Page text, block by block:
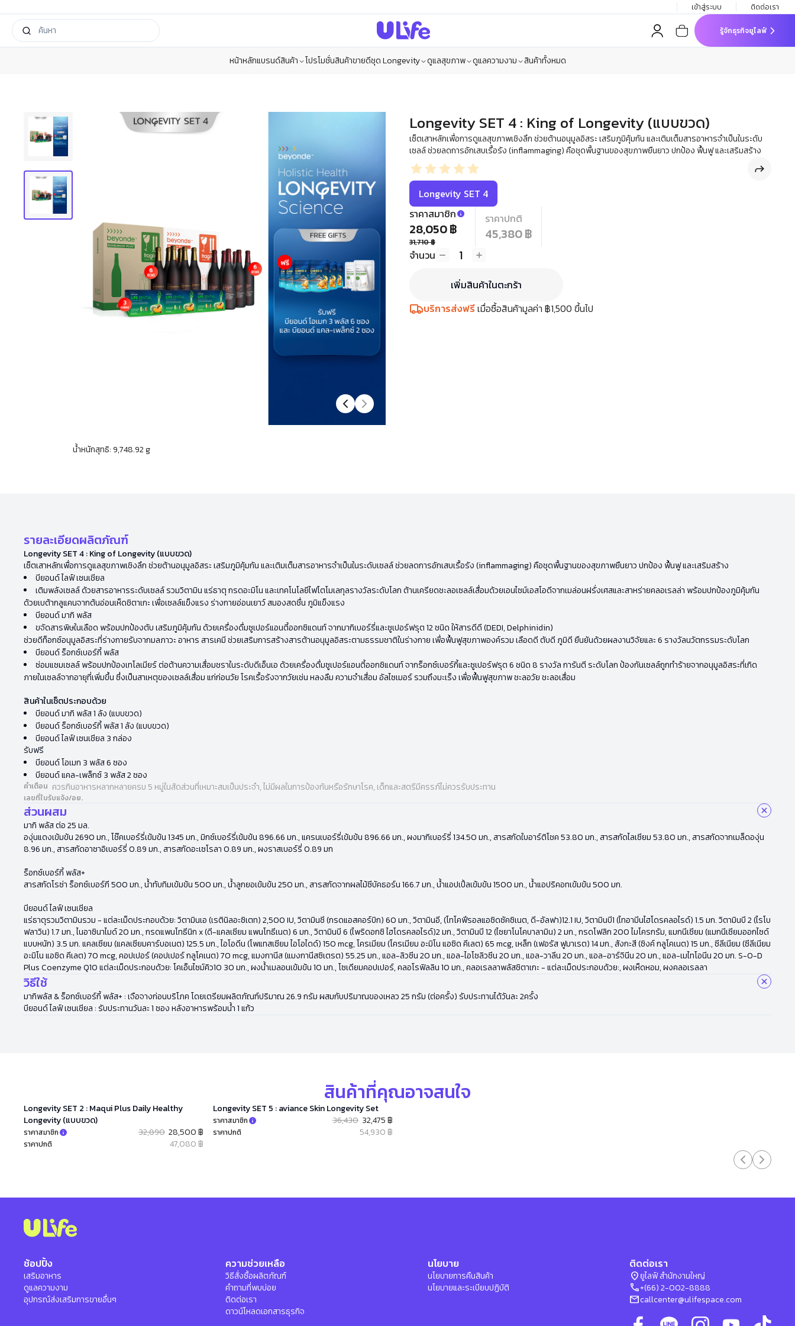
เข้าสู่ระบบ ติดต่อเรา
รู้จักธุรกิจยูไลฟ์
หน้าหลักแบรนด์สินค้า โปรโมชั่นสินค้าขายดีชุด Longevity ดูแลสุขภาพ ดูแลความงาม สินค้าทั้งหมด
น้ำหนักสุทธิ: 9,748.92 g
Longevity SET 4 : King of Longevity (แบบขวด)
เซ็ตเสาหลักเพื่อการดูแลสุขภาพเชิงลึก ช่วยต้านอนุมูลอิสระ เสริมภูมิคุ้มกัน และเติมเต็มสารอาหารจำเป็นในระดับ
เซลล์ ช่วยลดการอักเสบเรื้อรัง (inflammaging) คือชุดพื้นฐานของสุขภาพยืนยาว ปกป้อง ฟื้นฟู และเสริมสร้าง
Longevity SET 4
ราคาสมาชิก
28,050 ฿
31,710 ฿
ราคาปกติ
45,380 ฿
จำนวน 1
เพิ่มสินค้าในตะกร้า
บริการส่งฟรีเมื่อซื้อสินค้ามูลค่า ฿1,500 ขึ้นไป
รายละเอียดผลิตภัณฑ์
Longevity SET 4 : King of Longevity (แบบขวด)
เซ็ตเสาหลักเพื่อการดูแลสุขภาพเชิงลึก ช่วยต้านอนุมูลอิสระ เสริมภูมิคุ้มกัน และเติมเต็มสารอาหารจำเป็นในระดับเซลล์ ช่วยลดการอักเสบเรื้อรัง (inflammaging) คือชุดพื้นฐานของสุขภาพยืนยาว ปกป้อง ฟื้นฟู และเสริมสร้าง
บียอนด์ ไลฟ์ เซนเชียล
เติมพลังเซลล์ ด้วยสารอาหารระดับเซลล์ รวมวิตามิน แร่ธาตุ กรดอะมิโน และเทคโนโลยีไฟโตโมเลกุลรางวัลระดับโลก ต้านเครียดชะลอเซลล์เสื่อมด้วยเอนไซม์เอสโอดีจากเมล่อนฝรั่งเศสและสาหร่ายคลอเรลล่า พร้อมปกป้องภูมิคุ้มกัน
ด้วยเบต้ากลูแคนจากต้นอ่อนเห็ดชิตาเกะ เพื่อเซลล์แข็งแรง ร่างกายอ่อนเยาว์ สมองสดชื่น ภูมิแข็งแรง
บียอนด์ มากิ พลัส
ขจัดสารพิษในเลือด พร้อมปกป้องตับ เสริมภูมิคุ้มกัน ด้วยเครื่องดื่มซูเปอร์แอนตี้ออกซิแดนท์ จากมากิเบอร์รี่และซูเปอร์ฟรุต 12 ชนิด ให้สารดีดี (DEDI, Delphinidin)
ช่วยดีท็อกซ์อนุมูลอิสระที่ร่างกายรับจากมลภาวะ อาหาร สารเคมี ช่วยเสริมการสร้างสารต้านอนุมูลอิสระตามธรรมชาติในร่างกาย เพื่อฟื้นฟูสุขภาพองค์รวม เลือดดี ตับดี ภูมิดี ยืนยันด้วยผลงานวิจัยและ 6 รางวัลนวัตกรรมระดับโลก
บียอนด์ ร็อกซ์เบอร์กี้ พลัส
ซ่อมแซมเซลล์ พร้อมปกป้องเทโลเมียร์ ต่อต้านความเสื่อมชราในระดับดีเอ็นเอ ด้วยเครื่องดื่มซูเปอร์แอนตี้ออกซิแดนท์ จากร็อกซ์เบอร์กี้และซูเปอร์ฟรุต 6 ชนิด 8 รางวัล การันตี ระดับโลก ป้องกันเซลล์ถูกทำร้ายจากอนุมูลอิสระที่เกิด
ภายในเซลล์จากอายุที่เพิ่มขึ้น ซึ่งเป็นสาเหตุของเซลล์เสื่อม แก่ก่อนวัย โรคเรื้อรังจากวัยเช่น หลงลืม ความจำเสื่อม อัลไซเมอร์ รวมถึงมะเร็ง เพื่อฟื้นฟูสุขภาพ ชะลอวัย ชะลอเสื่อม
สินค้าในเซ็ตประกอบด้วย
บียอนด์ มากิ พลัส 1 ลัง (แบบขวด)
บียอนด์ ร็อกซ์เบอร์กี้ พลัส 1 ลัง (แบบขวด)
บียอนด์ ไลฟ์ เซนเชียล 3 กล่อง
รับฟรี
บียอนด์ โอเมก 3 พลัส 6 ซอง
บียอนด์ แคล-เพล็กซ์ 3 พลัส 2 ซอง
คำเตือน ควรกินอาหารหลากหลายครบ 5 หมู่ในสัดส่วนที่เหมาะสมเป็นประจำ, ไม่มีผลในการป้องกันหรือรักษาโรค, เด็กและสตรีมีครรภ์ไม่ควรรับประทาน
เลขที่ใบรับแจ้ง/อย.
ส่วนผสม
มากิ พลัส ต่อ 25 มล.
องุ่นแดงเข้มข้น 2690 มก., โช๊คเบอร์รี่เข้มข้น 1345 มก., มิกซ์เบอร์รี่เข้มข้น 896.66 มก., แครนเบอร์รี่เข้มข้น 896.66 มก., ผงมากิเบอร์รี่ 134.50 มก., สารสกัดใบอาร์ติโชค 53.80 มก., สารสกัดไลเซียม 53.80 มก., สารสกัดจากเมล็ดองุ่น
8.96 มก., สารสกัดอาซาอิเบอร์รี่ 0.89 มก., สารสกัดอะเซโรลา 0.89 มก., ผงราสเบอร์รี่ 0.89 มก
ร็อกซ์เบอร์กี้ พลัส+
สารสกัดโรซ่า ร็อกซ์เบอร์กี 500 มก., น้ำทับทิมเข้มข้น 500 มก., น้ำลูกยอเข้มข้น 250 มก., สารสกัดจากผลไม้ซีบัคธอร์น 166.7 มก., น้ำแอปเปิ้ลเข้มข้น 1500 มก., น้ำแอปริคอทเข้มข้น 500 มก.
บียอนด์ ไลฟ์ เซนเชียล
แร่ธาตุรวมวิตามินรวม - แต่ละเม็ดประกอบด้วย: วิตามินเอ (เรตินิลอะซิเตท) 2,500 IU, วิตามินซี (กรดแอสคอร์บิก) 60 มก., วิตามินอี, (โทโคฟีรอลแอซิดซัคซิเนต, ดี-อัลฟา)12.1 IU, วิตามินบี1 (ไทอามีนไฮโดรคลอไรด์) 1.5 มก. วิตามินบี 2 (ไรโบ
ฟลาวิน) 1.7 มก., ไนอาซินาไมด์ 20 มก., กรดแพนโทธีนิก x (ดี-แคลเซียม แพนโทธีเนต) 6 มก., วิตามินบี 6 (ไพริดอกซิ ไฮโดรคลอไรด์)2 มก., วิตามินบี 12 (ไซยาโนโคบาลามิน) 2 มก., กรดโฟลิก 200 ไมโครกรัม, แมกนีเซียม (แมกนีเซียมออกไซด์
แบบหนัก) 3.5 มก. แคลเซียม (แคลเซียมคาร์บอเนต) 125.5 มก., ไอโอดีน (โพแทสเซียม ไอโอไดด์) 150 mcg, โครเมียม (โครเมียม อะมิโน แอซิด คีเลต) 65 mcg, เหล็ก (เฟอรัส ฟูมาเรต) 14 มก., สังกะสี (ซิงค์ กลูโคเนต) 15 มก., ซีลีเนียม (ซีลีเนียม
อะมิโน แอซิด คีเลต) 70 mcg, คอปเปอร์ (คอปเปอร์ กลูโคเนต) 70 mcg, แมงกานีส (แมงกานีสซิเตรต) 55.25 มก., แอล-ลิวซีน 20 มก., แอล-ไอโซลิวซีน 20 มก., แอล-วาลีน 20 มก., แอล-อาร์จินีน 20 มก., แอล-เมไทโอนีน 20 มก. S-O-D
Plus Coenzyme Q10 แต่ละเม็ดประกอบด้วย: โคเอ็นไซม์คิว10 30 มก., ผงน้ำเมลอนเข้มข้น 10 มก., โซเดียมคอปเปอร์, คลอโรฟิลลิน 10 มก., คลอเรลลาพลัสชิตาเกะ - แต่ละเม็ดประกอบด้วย:, ผงเห็ดหอม, ผงคลอเรลลา
วิธีใช้
มากิพลัส & ร็อกซ์เบอร์กี้ พลัส+ : เจือจางก่อนบริโภค โดยเตรียมผลิตภัณฑ์ปริมาณ 26.9 กรัม ผสมกับปริมาณของเหลว 25 กรัม (ต่อครั้ง) รับประทานได้วันละ 2ครั้ง
บียอนด์ ไลฟ์ เซนเชียล : รับประทานวันละ 1 ซอง หลังอาหารพร้อมน้ำ 1 แก้ว
สินค้าที่คุณอาจสนใจ
Longevity SET 2 : Maqui Plus Daily Healthy
Longevity (แบบขวด)
ราคาสมาชิก 32,890 28,500 ฿
ราคาปกติ 47,080 ฿
Longevity SET 5 : aviance Skin Longevity Set
ราคาสมาชิก 36,430 32,475 ฿
ราคาปกติ 54,930 ฿
ช้อปปิ้ง
เสริมอาหาร
ดูแลความงาม
อุปกรณ์ส่งเสริมการขายอื่นๆ
ความช่วยเหลือ
วิธีสั่งซื้อผลิตภัณฑ์
คำถามที่พบบ่อย
ติดต่อเรา
ดาวน์โหลดเอกสารธุรกิจ
นโยบาย
นโยบายการคืนสินค้า
นโยบายและระเบียบปฏิบัติ
ติดต่อเรา
location_onยูไลฟ์ สำนักงานใหญ่
phone+(66) 2-002-8888
mailcallcenter@ulifespace.com